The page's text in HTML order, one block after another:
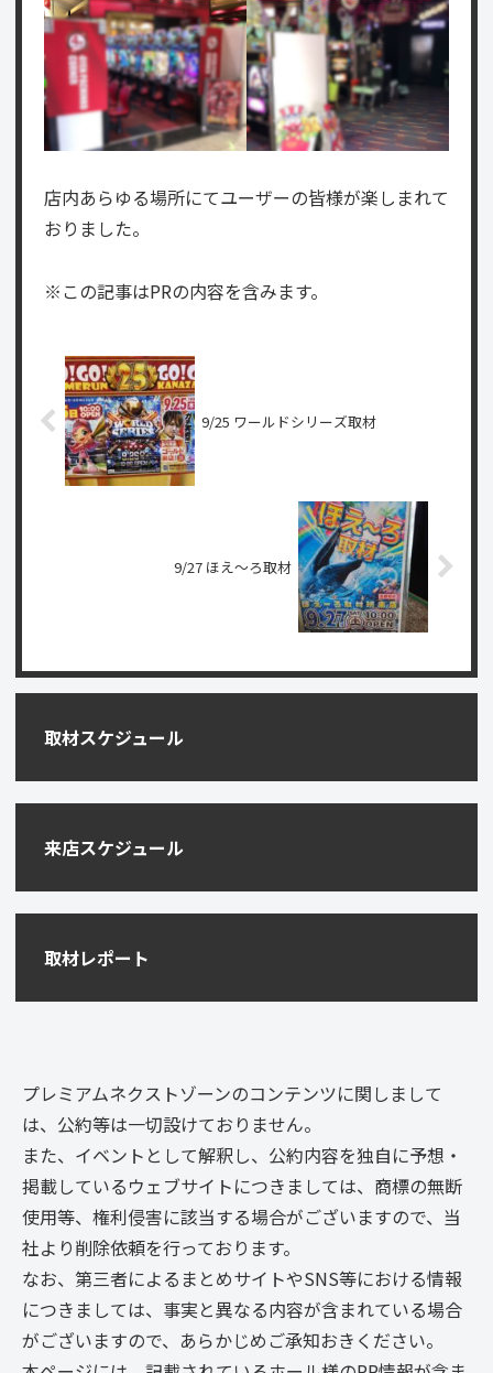
店内あらゆる場所にてユーザーの皆様が楽しまれて
おりました。
※この記事はPRの内容を含みます。
9/25 ワールドシリーズ取材
9/27 ほえ〜ろ取材
取材スケジュール
来店スケジュール
取材レポート
プレミアムネクストゾーンのコンテンツに関しまして
は、公約等は一切設けておりません。
また、イベントとして解釈し、公約内容を独自に予想・
掲載しているウェブサイトにつきましては、商標の無断
使用等、権利侵害に該当する場合がございますので、当
社より削除依頼を行っております。
なお、第三者によるまとめサイトやSNS等における情報
につきましては、事実と異なる内容が含まれている場合
がございますので、あらかじめご承知おきください。